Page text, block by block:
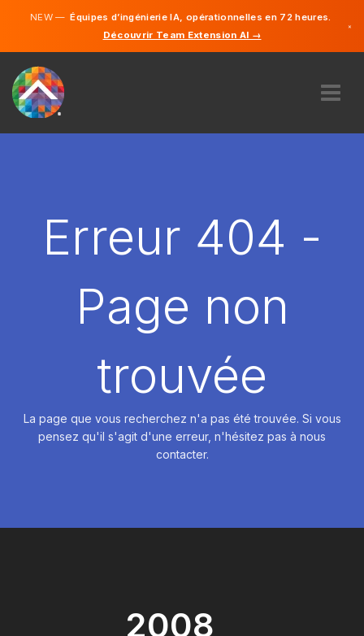
NEW —Équipes d’ingénierie IA, opérationnelles en 72 heures.
Découvrir Team Extension AI →
×
DÉMARRER
Erreur 404 -
Page non
trouvée
La page que vous recherchez n'a pas été trouvée. Si vous
pensez qu'il s'agit d'une erreur, n'hésitez pas à nous
contacter.
2008